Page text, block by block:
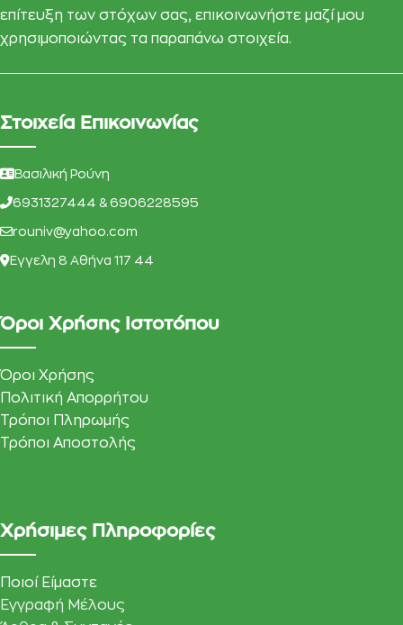
επίτευξη των στόχων σας, επικοινωνήστε μαζί μου
χρησιμοποιώντας τα παραπάνω στοιχεία.
Στοιχεία Επικοινωνίας
Βασιλική Ρούνη
6931327444 & 6906228595
rouniv@yahoo.com
Eγγελη 8 Αθήνα 117 44
Όροι Χρήσης Ιστοτόπου
Όροι Χρήσης
Πολιτική Απορρήτου
Τρόποι Πληρωμής
Τρόποι Αποστολής
Χρήσιμες Πληροφορίες
Ποιοί Είμαστε
Εγγραφή Μέλους